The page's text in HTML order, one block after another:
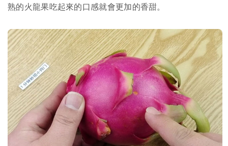
熟的火龍果吃起來的口感就會更加的香甜。